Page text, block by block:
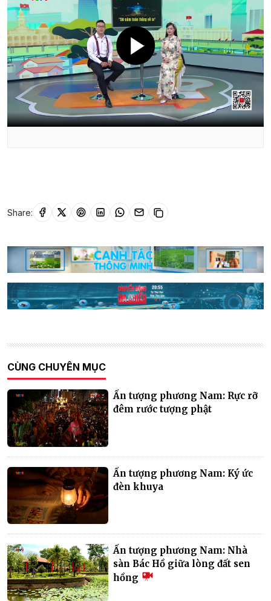
Share:
CÙNG CHUYÊN MỤC
Ấn tượng phương Nam: Rực rỡ
đêm rước tượng phật
Ấn tượng phương Nam: Ký ức
đèn khuya
Ấn tượng phương Nam: Nhà
sàn Bác Hồ giữa lòng đất sen
hồng